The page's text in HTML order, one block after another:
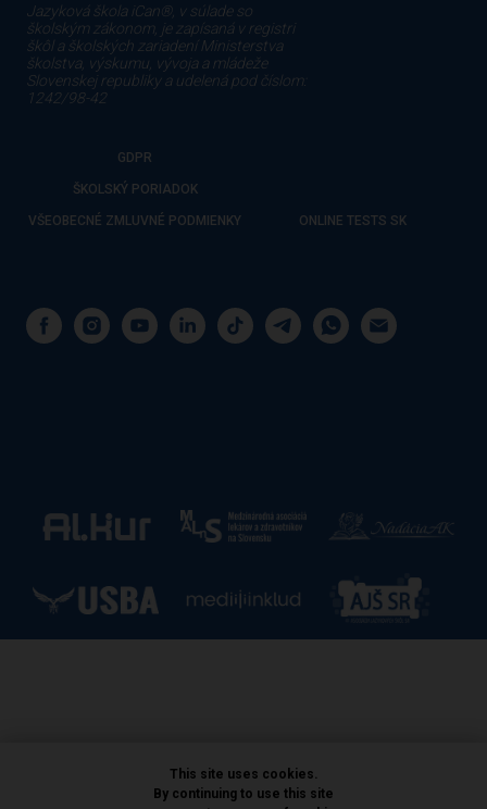
This site uses cookies.
By continuing to use this site
Jazyková škola iCan®, v súlade so
školským zákonom, je zapísaná v registri
škôl a školských zariadení Ministerstva
školstva, výskumu, vývoja a mládeže
Slovenskej republiky a udelená pod číslom:
1242/98-42
GDPR
ŠKOLSKÝ PORIADOK
VŠEOBECNÉ ZMLUVNÉ PODMIENKY ONLINE TESTS SK